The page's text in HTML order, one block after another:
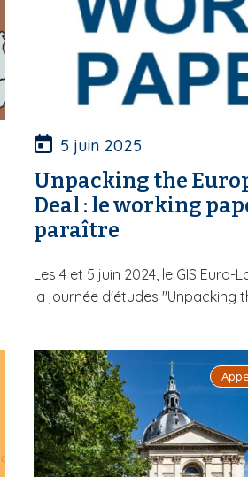
5 juin 2025
Unpacking the
Deal : le working
paraître
Les 4 et 5 juin 2024, le GIS
la journée d'études "Unpacking